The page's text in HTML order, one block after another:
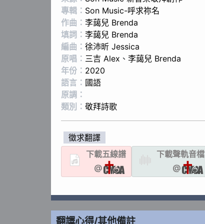
專輯： Son Music-呼求祢名
作曲： 李藹兒 Brenda
填詞： 李藹兒 Brenda
編曲： 徐沛昕 Jessica
原唱： 三吉 Alex 、 李藹兒 Brenda
年份： 2020
語言： 國語
原調：
類別： 敬拜詩歌
徵求翻譯
下載五線譜
@
下載聲軌音檔
@
翻譯心得/其他備註